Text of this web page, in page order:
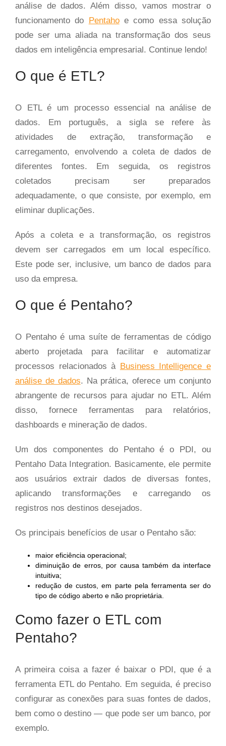
análise de dados. Além disso, vamos mostrar o
funcionamento do Pentahoe como essa solução
pode ser uma aliada na transformação dos seus
dados em inteligência empresarial. Continue lendo!
O que é ETL?
O ETL é um processo essencial na análise de
dados. Em português, a sigla se refere às
atividades de extração, transformação e
carregamento, envolvendo a coleta de dados de
diferentes fontes. Em seguida, os registros
coletados precisam ser preparados
adequadamente, o que consiste, por exemplo, em
eliminar duplicações.
Após a coleta e a transformação, os registros
devem ser carregados em um local específico.
Este pode ser, inclusive, um banco de dados para
uso da empresa.
O que é Pentaho?
O Pentaho é uma suíte de ferramentas de código
aberto projetada para facilitar e automatizar
processos relacionados à Business Intelligence e
análise de dados. Na prática, oferece um conjunto
abrangente de recursos para ajudar no ETL. Além
disso, fornece ferramentas para relatórios,
dashboards e mineração de dados.
Um dos componentes do Pentaho é o PDI, ou
Pentaho Data Integration. Basicamente, ele permite
aos usuários extrair dados de diversas fontes,
aplicando transformações e carregando os
registros nos destinos desejados.
Os principais benefícios de usar o Pentaho são:
maior eficiência operacional;
diminuição de erros, por causa também da interface
intuitiva;
redução de custos, em parte pela ferramenta ser do
tipo de código aberto e não proprietária.
Como fazer o ETL com
Pentaho?
A primeira coisa a fazer é baixar o PDI, que é a
ferramenta ETL do Pentaho. Em seguida, é preciso
configurar as conexões para suas fontes de dados,
bem como o destino — que pode ser um banco, por
exemplo.